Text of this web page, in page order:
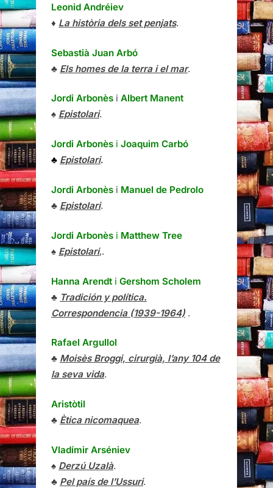
Leonid Andréiev
♦ La història dels set penjats.
Sebastià Juan Arbó
♣ Els homes de la terra i el mar.
Jordi Arbonès i Albert Manent
♠ Epistolari.
Jordi Arbonès i Joaquim Carbó
♣ Epistolari.
Jordi Arbonès i Manuel de Pedrolo
♣ Epistolari.
Jordi Arbonès i Matthew Tree
♠ Epistolari,.
Hanna Arendt i Gershom Scholem
♣ Tradición y política.
Correspondencia (1939-1964) .
Rafael Argullol
♣ Moisès Broggi, cirurgià, l’any 104 de
la seva vida.
Aristòtil
♣ Ètica nicomaquea.
Vladímir Arséniev
♠ Derzú Uzalà.
♣ Pel país de l’Ussuri.